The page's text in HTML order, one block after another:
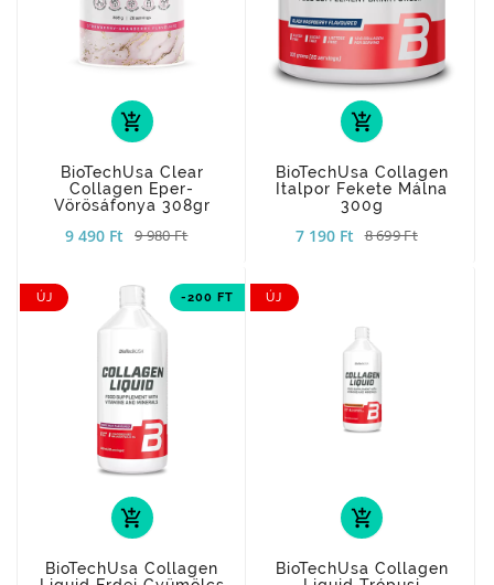
add_shopping_cart
BioTechUsa Clear
Collagen Eper-
Vörösáfonya 308gr
9 490 Ft 9 980 Ft
add_shopping_cart
BioTechUsa Collagen
Italpor Fekete Málna
300g
7 190 Ft 8 699 Ft
ÚJ -200 FT
add_shopping_cart
BioTechUsa Collagen
ÚJ
add_shopping_cart
BioTechUsa Collagen